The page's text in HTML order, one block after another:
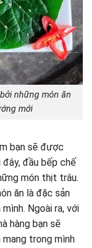
những món ăn
mới
bạn sẽ được
đây, đầu bếp chế
món thịt trâu.
ăn là đặc sản
Ngoài ra, với
hàng bạn sẽ
trong mình